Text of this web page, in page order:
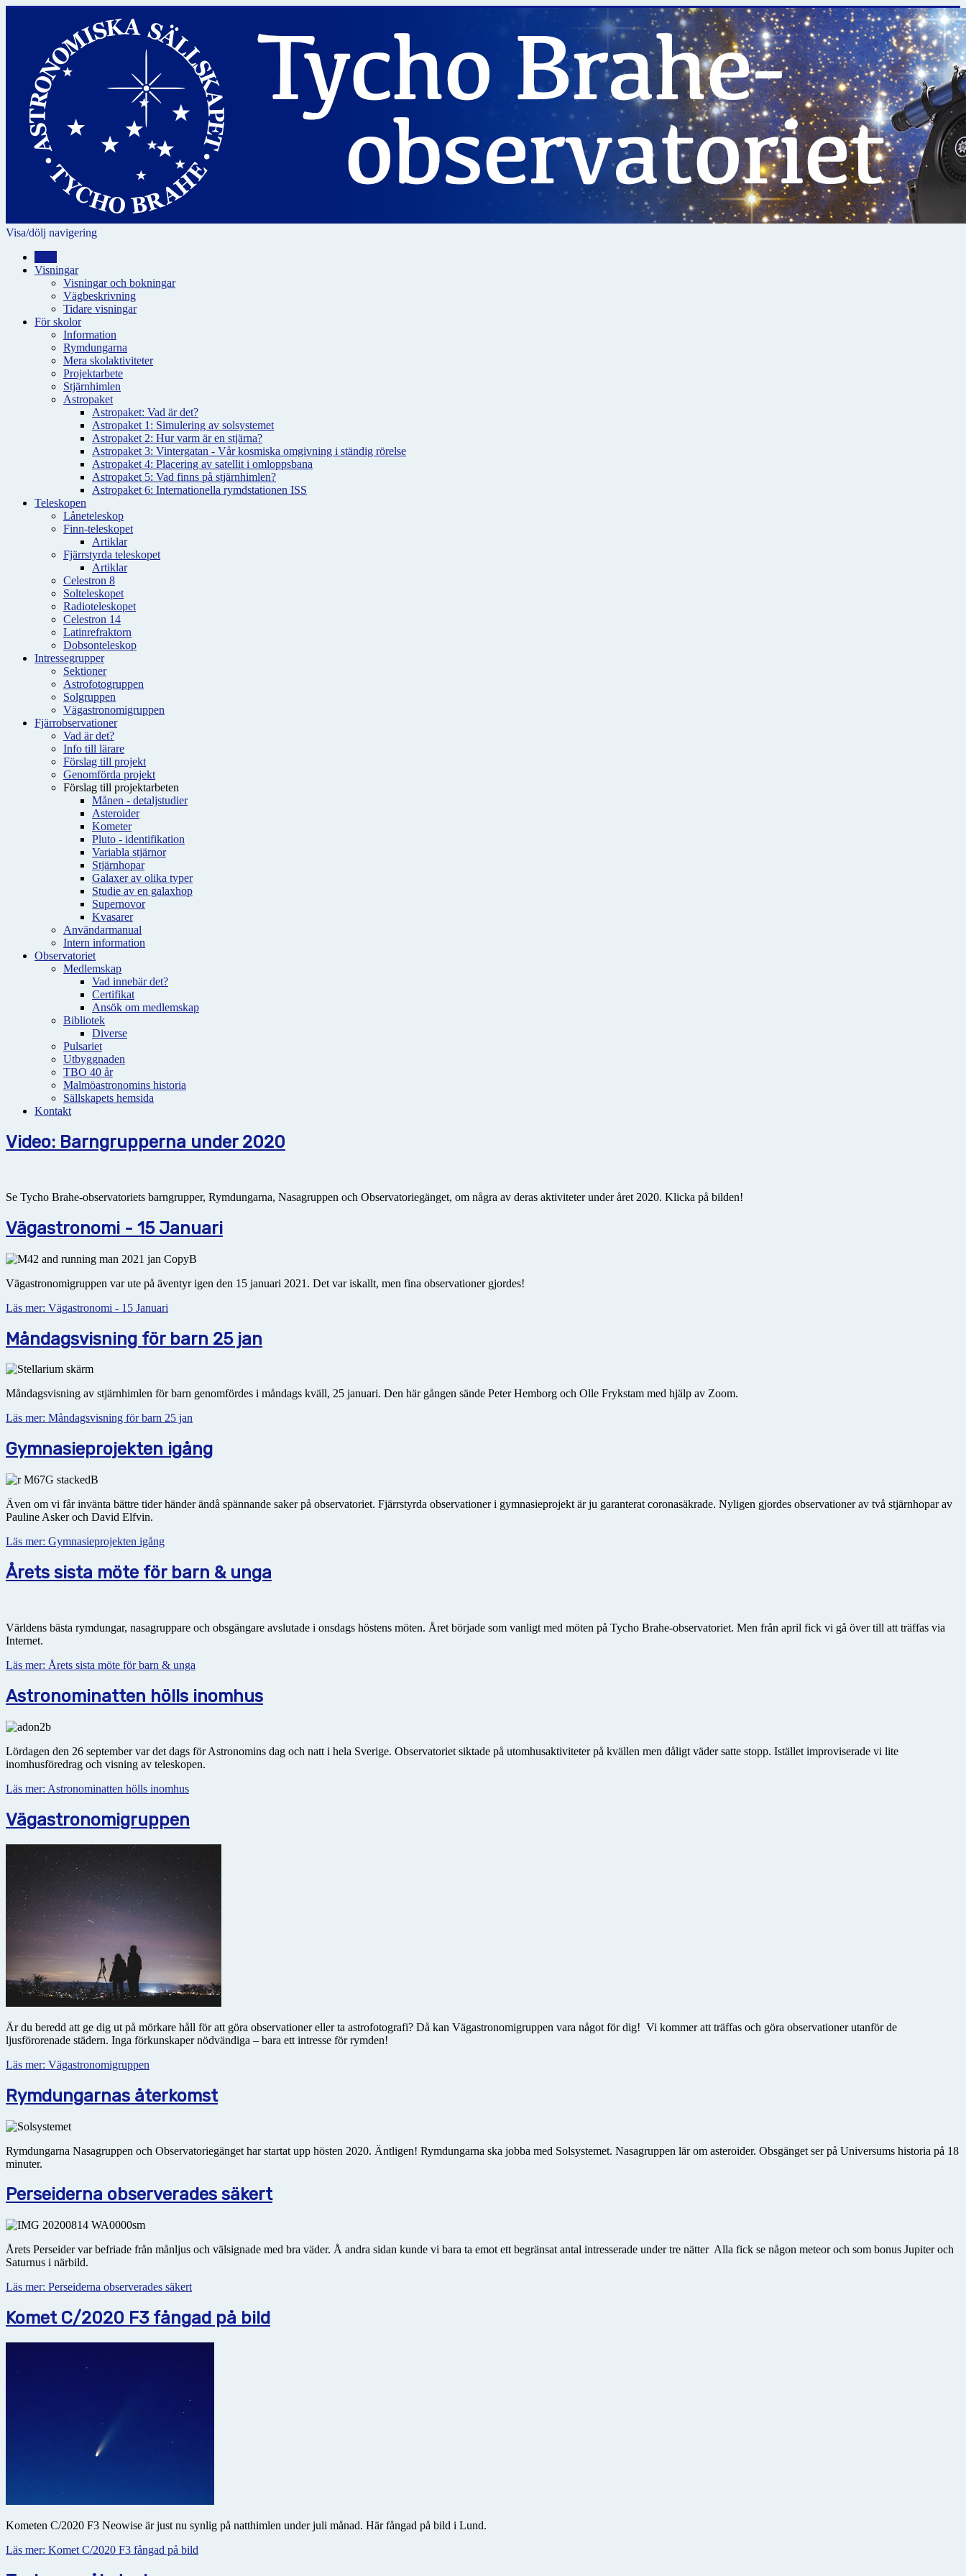
Visa/dölj navigering
Visningar
Visningar och bokningar
Vägbeskrivning
Tidare visningar
För skolor
Information
Rymdungarna
Mera skolaktiviteter
Projektarbete
Stjärnhimlen
Astropaket
Astropaket: Vad är det?
Astropaket 1: Simulering av solsystemet
Astropaket 2: Hur varm är en stjärna?
Astropaket 3: Vintergatan - Vår kosmiska omgivning i ständig rörelse
Astropaket 4: Placering av satellit i omloppsbana
Astropaket 5: Vad finns på stjärnhimlen?
Astropaket 6: Internationella rymdstationen ISS
Teleskopen
Låneteleskop
Finn-teleskopet
Artiklar
Fjärrstyrda teleskopet
Artiklar
Celestron 8
Solteleskopet
Radioteleskopet
Celestron 14
Latinrefraktorn
Dobsonteleskop
Intressegrupper
Sektioner
Astrofotogruppen
Solgruppen
Vägastronomigruppen
Fjärrobservationer
Vad är det?
Info till lärare
Förslag till projekt
Genomförda projekt
Förslag till projektarbeten
Månen - detaljstudier
Asteroider
Kometer
Pluto - identifikation
Variabla stjärnor
Stjärnhopar
Galaxer av olika typer
Studie av en galaxhop
Supernovor
Kvasarer
Användarmanual
Intern information
Observatoriet
Medlemskap
Vad innebär det?
Certifikat
Ansök om medlemskap
Bibliotek
Diverse
Pulsariet
Utbyggnaden
TBO 40 år
Malmöastronomins historia
Sällskapets hemsida
Kontakt
Video: Barngrupperna under 2020
Se Tycho Brahe-observatoriets barngrupper, Rymdungarna, Nasagruppen och Observatoriegänget, om några av deras aktiviteter under året 2020. Klicka på bilden!
Vägastronomi - 15 Januari
Vägastronomigruppen var ute på äventyr igen den 15 januari 2021. Det var iskallt, men fina observationer gjordes!
Läs mer: Vägastronomi - 15 Januari
Måndagsvisning för barn 25 jan
Måndagsvisning av stjärnhimlen för barn genomfördes i måndags kväll, 25 januari. Den här gången sände Peter Hemborg och Olle Frykstam med hjälp av Zoom.
Läs mer: Måndagsvisning för barn 25 jan
Gymnasieprojekten igång
Även om vi får invänta bättre tider händer ändå spännande saker på observatoriet. Fjärrstyrda observationer i gymnasieprojekt är ju garanterat coronasäkrade. Nyligen gjordes observationer av två stjärnhopar av
Pauline Asker och David Elfvin.
Läs mer: Gymnasieprojekten igång
Årets sista möte för barn & unga
Världens bästa rymdungar, nasagruppare och obsgängare avslutade i onsdags höstens möten. Året började som vanligt med möten på Tycho Brahe-observatoriet. Men från april fick vi gå över till att träffas via
Internet.
Läs mer: Årets sista möte för barn & unga
Astronominatten hölls inomhus
Lördagen den 26 september var det dags för Astronomins dag och natt i hela Sverige. Observatoriet siktade på utomhusaktiviteter på kvällen men dåligt väder satte stopp. Istället improviserade vi lite
inomhusföredrag och visning av teleskopen.
Läs mer: Astronominatten hölls inomhus
Vägastronomigruppen
Är du beredd att ge dig ut på mörkare håll för att göra observationer eller ta astrofotografi? Då kan Vägastronomigruppen vara något för dig! Vi kommer att träffas och göra observationer utanför de
ljusförorenade städern. Inga förkunskaper nödvändiga – bara ett intresse för rymden!
Läs mer: Vägastronomigruppen
Rymdungarnas återkomst
Rymdungarna Nasagruppen och Observatoriegänget har startat upp hösten 2020. Äntligen! Rymdungarna ska jobba med Solsystemet. Nasagruppen lär om asteroider. Obsgänget ser på Universums historia på 18
minuter.
Perseiderna observerades säkert
Årets Perseider var befriade från månljus och välsignade med bra väder. Å andra sidan kunde vi bara ta emot ett begränsat antal intresserade under tre nätter Alla fick se någon meteor och som bonus Jupiter och
Saturnus i närbild.
Läs mer: Perseiderna observerades säkert
Komet C/2020 F3 fångad på bild
Kometen C/2020 F3 Neowise är just nu synlig på natthimlen under juli månad. Här fångad på bild i Lund.
Läs mer: Komet C/2020 F3 fångad på bild